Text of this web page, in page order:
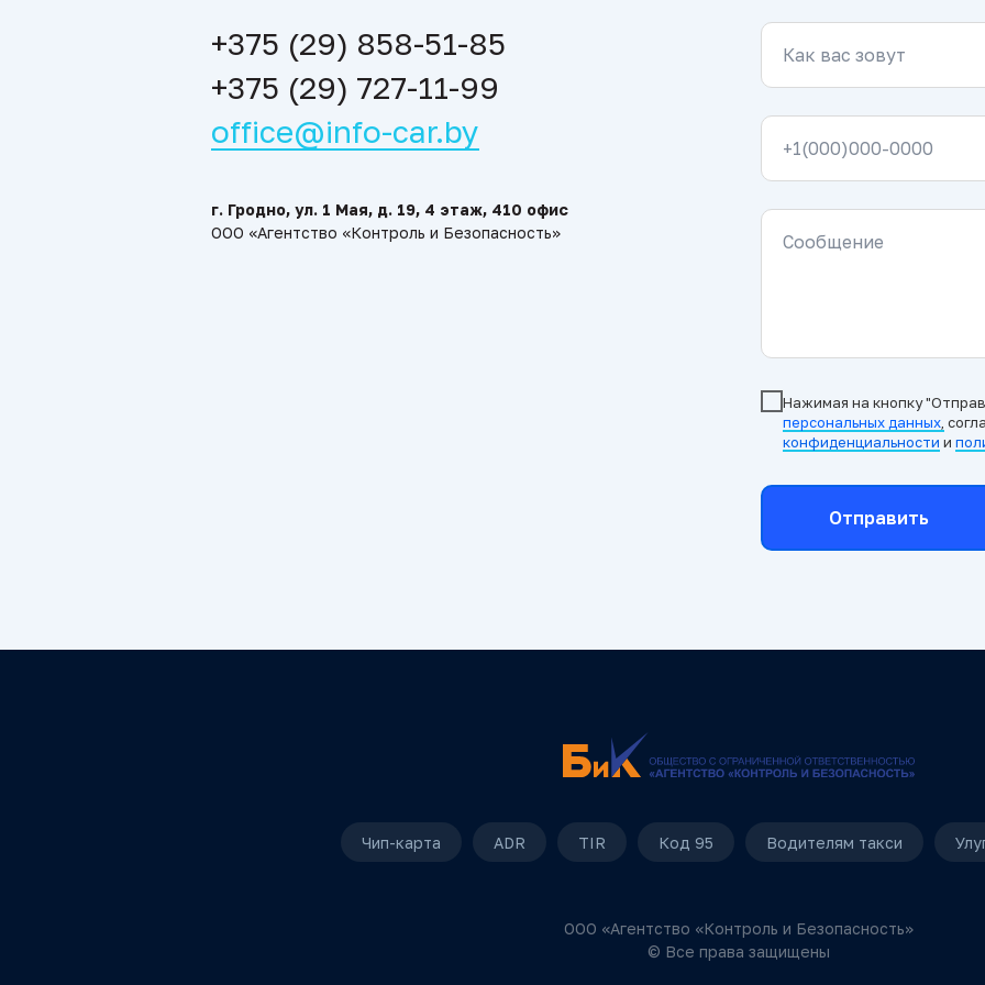
+375 (29) 858-51-85
+375 (29) 727-11-99
office@info-car.by
г. Гродно, ул. 1 Мая, д. 19, 4 этаж, 410 офис
ООО «Агентство «Контроль и Безопасность»
Как вас зовут
+1(000)000-0000
Сообщение
Нажимая на кнопку
персональных данных
конфиденциальности и
Отправить
Чип-карта ADR TIR Код 95 Водителям такси
ООО «Агентство «Контроль и Безопасность»
© Все права защищены